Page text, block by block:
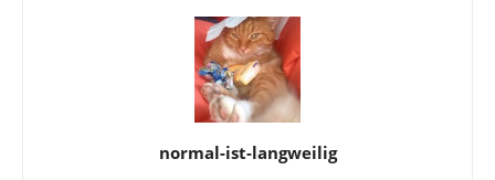
normal-ist-langweilig